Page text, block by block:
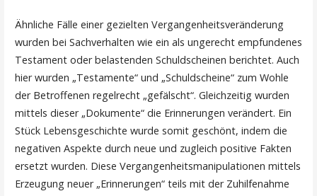
Ähnliche Fälle einer gezielten Vergangenheitsveränderung
wurden bei Sachverhalten wie ein als ungerecht empfundenes
Testament oder belastenden Schuldscheinen berichtet. Auch
hier wurden „Testamente“ und „Schuldscheine“ zum Wohle
der Betroffenen regelrecht „gefälscht“. Gleichzeitig wurden
mittels dieser „Dokumente“ die Erinnerungen verändert. Ein
Stück Lebensgeschichte wurde somit geschönt, indem die
negativen Aspekte durch neue und zugleich positive Fakten
ersetzt wurden. Diese Vergangenheitsmanipulationen mittels
Erzeugung neuer „Erinnerungen“ teils mit der Zuhilfenahme